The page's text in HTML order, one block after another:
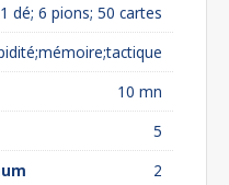
1 dé; 6 pions; 50 cartes
10 mn
5
2